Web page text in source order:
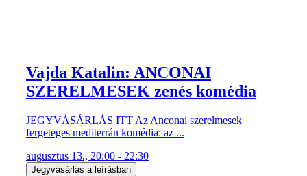
Vajda Katalin: ANCONAI
SZERELMESEK zenés komédia
JEGYVÁSÁRLÁS ITT Az Anconai szerelmesek
fergeteges mediterrán komédia: az ...
augusztus 13., 20:00 - 22:30
Jegyvásárlás a leírásban